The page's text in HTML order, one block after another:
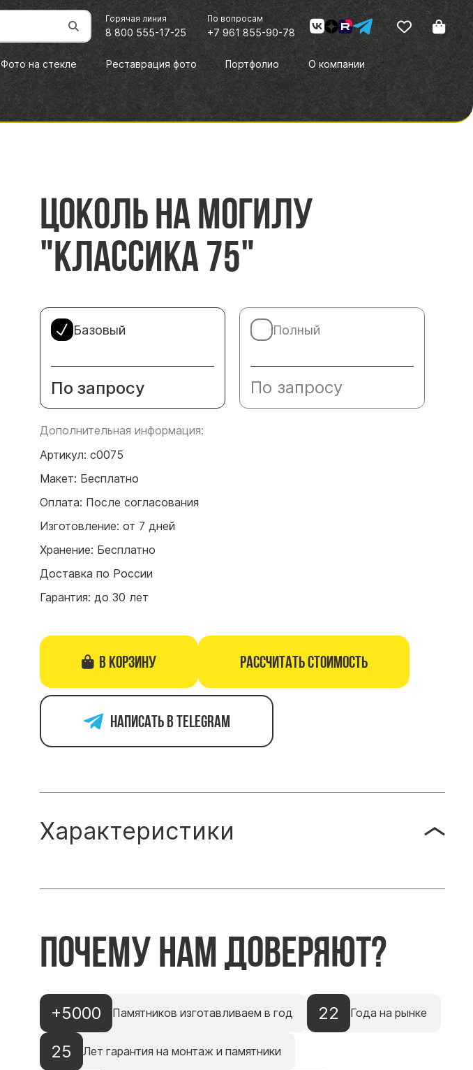
Горячая линия
8 800 555-17-25
По вопросам
+7 961 855-90-78
Фото на стекле Реставрация фото Портфолио О компании
Цоколь на могилу
"Класcика 75"
Базовый
По запросу
Полный
По запросу
Дополнительная информация:
Артикул: с0075
Макет: Бесплатно
Оплата: После согласования
Изготовление: от 7 дней
Хранение: Бесплатно
Доставка по России
Гарантия: до 30 лет
В корзину Рассчитать стоимость
Написать в telegram
Характеристики
Почему нам доверяют?
+5000 Памятников изготавливаем в год 22 Года на рынке
25 Лет гарантия на монтаж и памятники